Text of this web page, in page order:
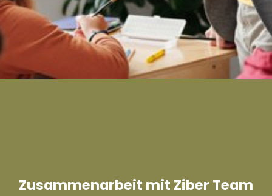
Zusammenarbeit mit Ziber Team